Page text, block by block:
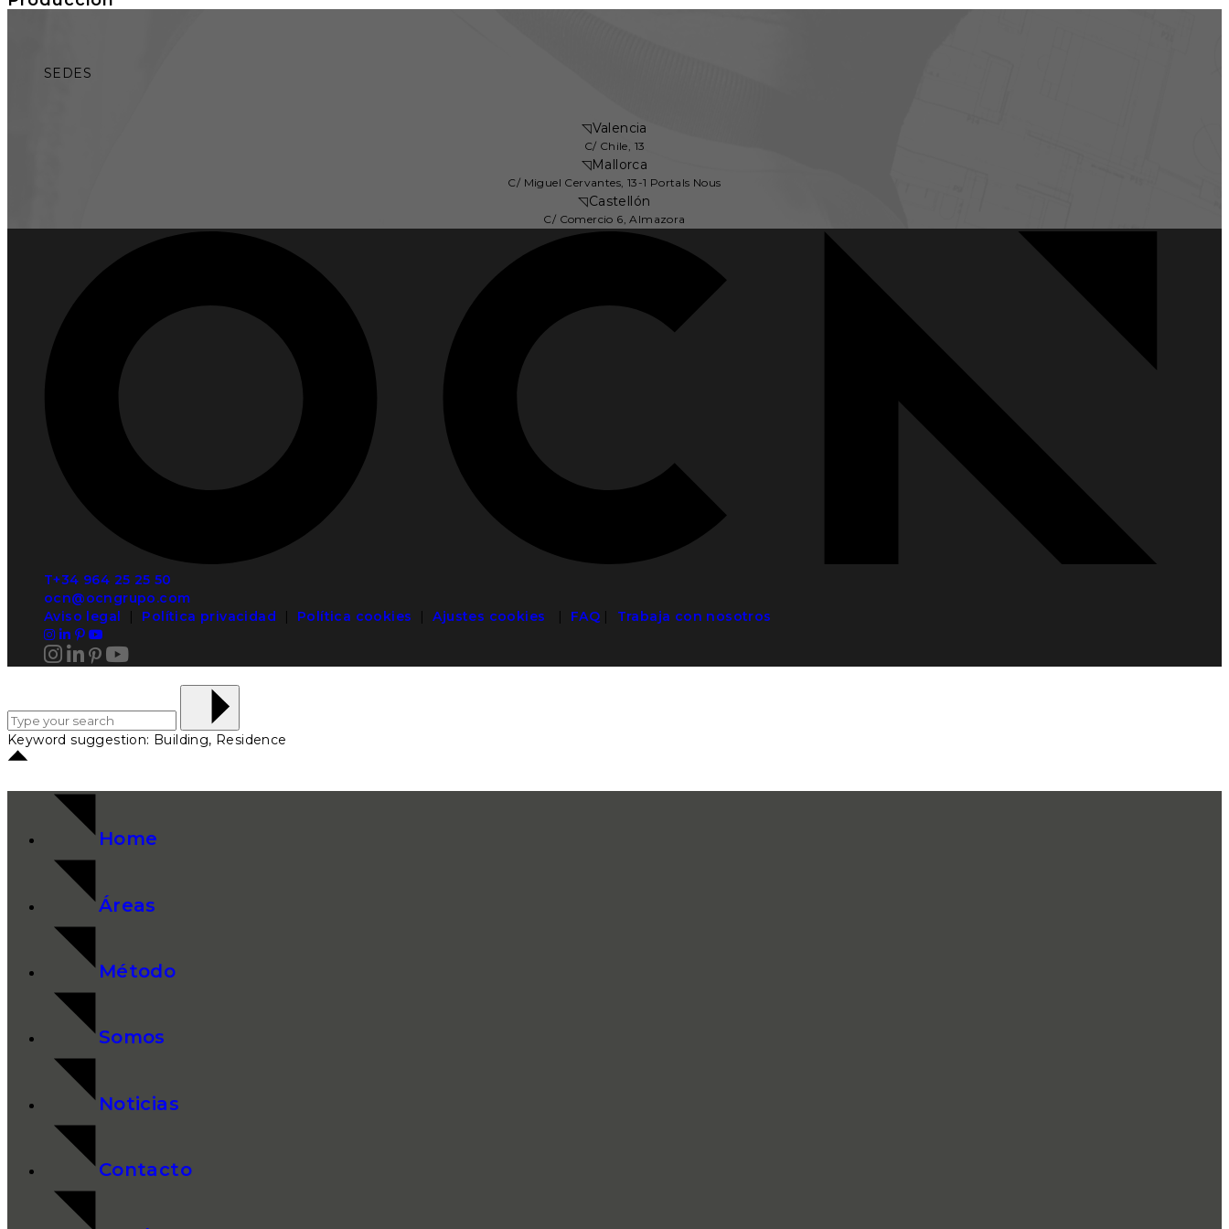
SEDES
◹Valencia
C/ Chile, 13
◹Mallorca
C/ Miguel Cervantes, 13-1 Portals Nous
◹Castellón
C/ Comercio 6, Almazora
T+34 964 25 25 50
ocn@ocngrupo.com
Aviso legal | Política privacidad | Política cookies |Ajustes cookies | FAQ | Trabaja con nosotros
Keyword suggestion: Building, Residence
Home
Áreas
Método
Somos
Noticias
Contacto